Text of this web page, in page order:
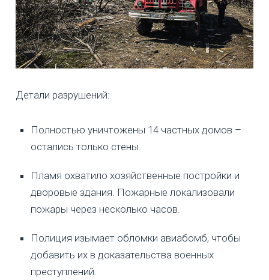
Детали разрушений:
Полностью уничтожены 14 частных домов –
остались только стены.
Пламя охватило хозяйственные постройки и
дворовые здания. Пожарные локализовали
пожары через несколько часов.
Полиция изымает обломки авиабомб, чтобы
добавить их в доказательства военных
преступлений.